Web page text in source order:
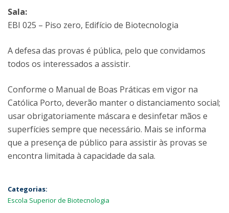
Sala:
EBI 025 – Piso zero, Edifício de Biotecnologia
A defesa das provas é pública, pelo que convidamos
todos os interessados a assistir.
Conforme o Manual de Boas Práticas em vigor na
Católica Porto, deverão manter o distanciamento social;
usar obrigatoriamente máscara e desinfetar mãos e
superfícies sempre que necessário. Mais se informa
que a presença de público para assistir às provas se
encontra limitada à capacidade da sala.
Categorias:
Escola Superior de Biotecnologia